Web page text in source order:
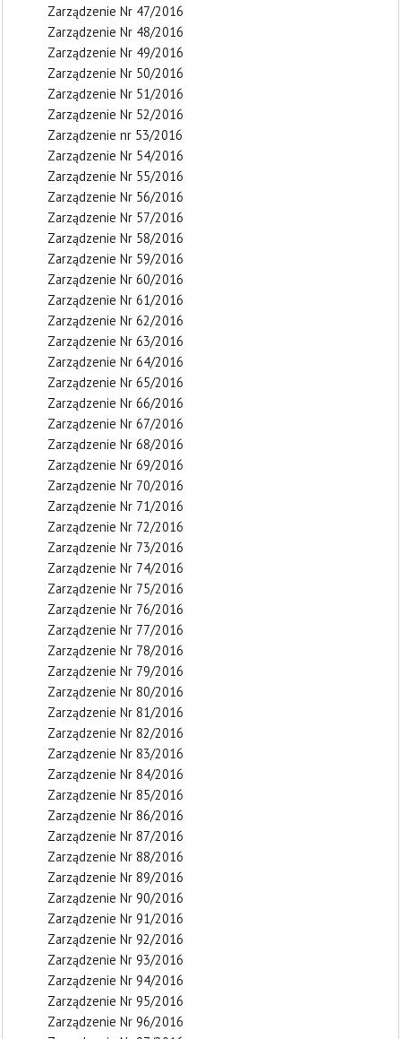
Zarządzenie Nr 47/2016
Zarządzenie Nr 48/2016
Zarządzenie Nr 49/2016
Zarządzenie Nr 50/2016
Zarządzenie Nr 51/2016
Zarządzenie Nr 52/2016
Zarządzenie nr 53/2016
Zarządzenie Nr 54/2016
Zarządzenie Nr 55/2016
Zarządzenie Nr 56/2016
Zarządzenie Nr 57/2016
Zarządzenie Nr 58/2016
Zarządzenie Nr 59/2016
Zarządzenie Nr 60/2016
Zarządzenie Nr 61/2016
Zarządzenie Nr 62/2016
Zarządzenie Nr 63/2016
Zarządzenie Nr 64/2016
Zarządzenie Nr 65/2016
Zarządzenie Nr 66/2016
Zarządzenie Nr 67/2016
Zarządzenie Nr 68/2016
Zarządzenie Nr 69/2016
Zarządzenie Nr 70/2016
Zarządzenie Nr 71/2016
Zarządzenie Nr 72/2016
Zarządzenie Nr 73/2016
Zarządzenie Nr 74/2016
Zarządzenie Nr 75/2016
Zarządzenie Nr 76/2016
Zarządzenie Nr 77/2016
Zarządzenie Nr 78/2016
Zarządzenie Nr 79/2016
Zarządzenie Nr 80/2016
Zarządzenie Nr 81/2016
Zarządzenie Nr 82/2016
Zarządzenie Nr 83/2016
Zarządzenie Nr 84/2016
Zarządzenie Nr 85/2016
Zarządzenie Nr 86/2016
Zarządzenie Nr 87/2016
Zarządzenie Nr 88/2016
Zarządzenie Nr 89/2016
Zarządzenie Nr 90/2016
Zarządzenie Nr 91/2016
Zarządzenie Nr 92/2016
Zarządzenie Nr 93/2016
Zarządzenie Nr 94/2016
Zarządzenie Nr 95/2016
Zarządzenie Nr 96/2016